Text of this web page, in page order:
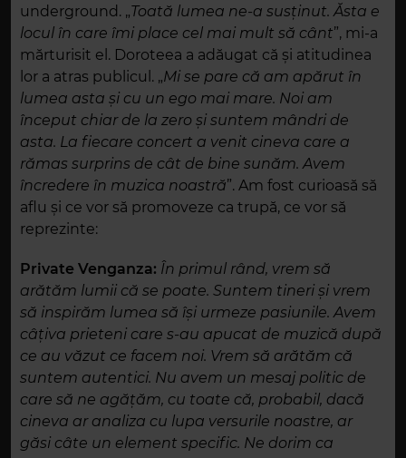
underground. „Toată lumea ne-a susținut. Ăsta e
locul în care îmi place cel mai mult să cânt”, mi-a
mărturisit el. Doroteea a adăugat că și atitudinea
lor a atras publicul. „Mi se pare că am apărut în
lumea asta și cu un ego mai mare. Noi am
început chiar de la zero și suntem mândri de
asta. La fiecare concert a venit cineva care a
rămas surprins de cât de bine sunăm. Avem
încredere în muzica noastră”. Am fost curioasă să
aflu și ce vor să promoveze ca trupă, ce vor să
reprezinte:
Private Venganza: În primul rând, vrem să
arătăm lumii că se poate. Suntem tineri și vrem
să inspirăm lumea să își urmeze pasiunile. Avem
câțiva prieteni care s-au apucat de muzică după
ce au văzut ce facem noi. Vrem să arătăm că
suntem autentici. Nu avem un mesaj politic de
care să ne agățăm, cu toate că, probabil, dacă
cineva ar analiza cu lupa versurile noastre, ar
găsi câte un element specific. Ne dorim ca